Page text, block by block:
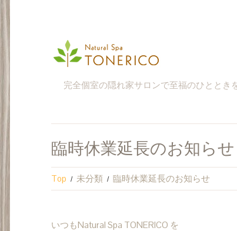
完全個室の隠れ家サロンで至福のひととき
臨時休業延長のお知らせ
Top 未分類 臨時休業延長のお知らせ
いつもNatural Spa TONERICO を